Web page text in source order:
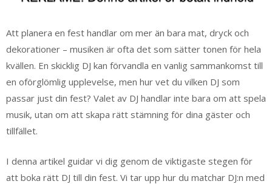
Att planera en fest handlar om mer än bara mat, dryck och
dekorationer – musiken är ofta det som sätter tonen för hela
kvällen. En skicklig DJ kan förvandla en vanlig sammankomst till
en oförglömlig upplevelse, men hur vet du vilken DJ som
passar just din fest? Valet av DJ handlar inte bara om att spela
musik, utan om att skapa rätt stämning för dina gäster och
tillfället.
I denna artikel guidar vi dig genom de viktigaste stegen för
att boka rätt DJ till din fest. Vi tar upp hur du matchar DJ:n med